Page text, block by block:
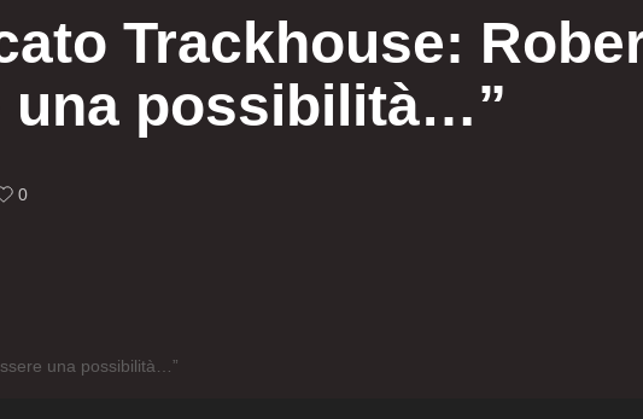
Trackhouse:
una possibilità…”
0
una possibilità…”